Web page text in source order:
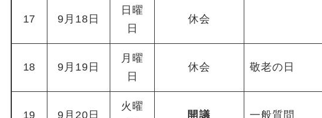
17 9月18日
日曜
日
休会
18 9月19日
月曜
日
休会 敬老の日
19 9月20日
火曜
開議 一般質問